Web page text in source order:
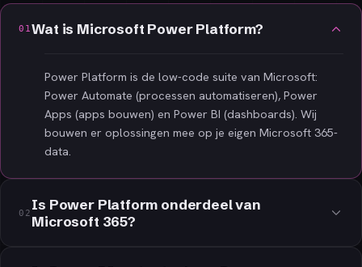
01Wat is Microsoft Power Platform?
Power Platform is de low-code suite van Microsoft:
Power Automate (processen automatiseren), Power
Apps (apps bouwen) en Power BI (dashboards). Wij
bouwen er oplossingen mee op je eigen Microsoft 365-
data.
02 Is Power Platform onderdeel van
Microsoft 365?